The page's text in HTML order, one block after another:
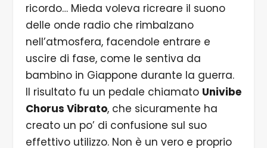
ricordo… Mieda voleva ricreare il suono
delle onde radio che rimbalzano
nell’atmosfera, facendole entrare e
uscire di fase, come le sentiva da
bambino in Giappone durante la guerra.
Il risultato fu un pedale chiamato Univibe
Chorus Vibrato, che sicuramente ha
creato un po’ di confusione sul suo
effettivo utilizzo. Non è un vero e proprio